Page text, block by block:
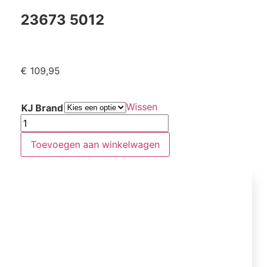
23673 5012
€ 109,95
KJ Brand Wissen
Toevoegen aan winkelwagen